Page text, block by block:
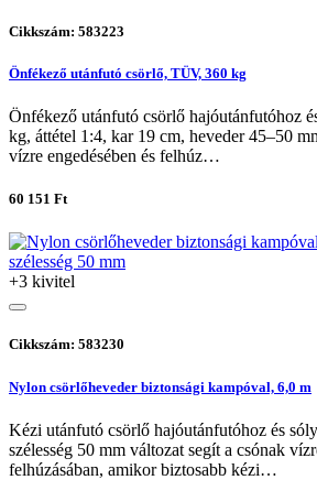
Cikkszám: 583223
Önfékező utánfutó csörlő, TÜV, 360 kg
Önfékező utánfutó csörlő hajóutánfutóhoz
kg, áttétel 1:4, kar 19 cm, heveder 45–50
vízre engedésében és felhúz…
60 151 Ft
+3 kivitel
Cikkszám: 583230
Nylon csörlőheveder biztonsági kampóval, 6,0 m
Kézi utánfutó csörlő hajóutánfutóhoz és
szélesség 50 mm változat segít a csónak
felhúzásában, amikor biztosabb kézi…